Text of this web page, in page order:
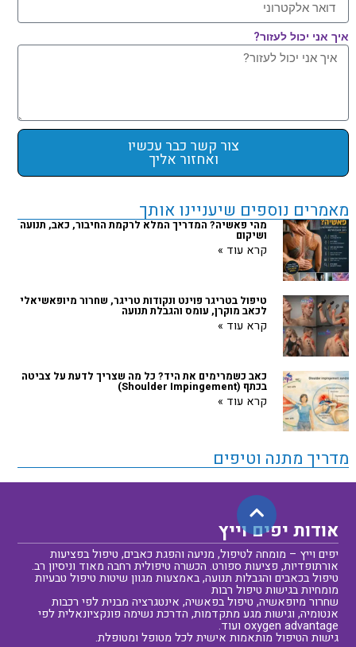
איך אני יכול לעזור?
צור קשר כבר עכשיו
ואחזור אליך
מאמרים נוספים שיעניינו אותך
מהי פאשיה? המדריך המלא לרקמת החיבור, כאב, תנועה
ושיקום
קרא עוד »
‏טיפול בטריגר פוינט ונקודות טריגר, שחרור מיופאשיאלי
לכאב מוקרן, עומס והגבלת תנועה
קרא עוד »
כאב כשמרימים את היד? כל מה שצריך לדעת על צביטה
בכתף (Shoulder Impingement)
קרא עוד »
מדריך מתנה וטיפים
אודות יפים וייץ
יפים וייץ – מומחה לטיפול, מניעה והפגת כאבים, טיפול בפציעות
אורתופדיות, פציעות ספורט. הכשרה טיפולית רחבה מאוד וניסיון רב.
טיפול בכאבים והגבלות תנועה, באמצעות מגוון שיטות טיפול טבעיות
מומחיות בגישות טיפול רבות
שחרור מיופאשיה, טיפול בפאשיה, אינטגרציה מבנית לפי רכבות
אנטומיה, וגישות מגע מתקדמות, הדרכת נשימה פונקציונאלית לפי
oxygen advantage ועוד.
גישות הטיפול מותאמות אישית לכל מטופל ומטופלת.